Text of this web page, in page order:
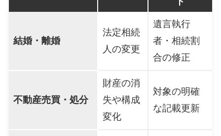
結婚・離婚
法定相続
人の変更
遺言執行
者・相続割
合の修正
不動産売買・処分
財産の消
失や構成
変化
対象の明確
な記載更新